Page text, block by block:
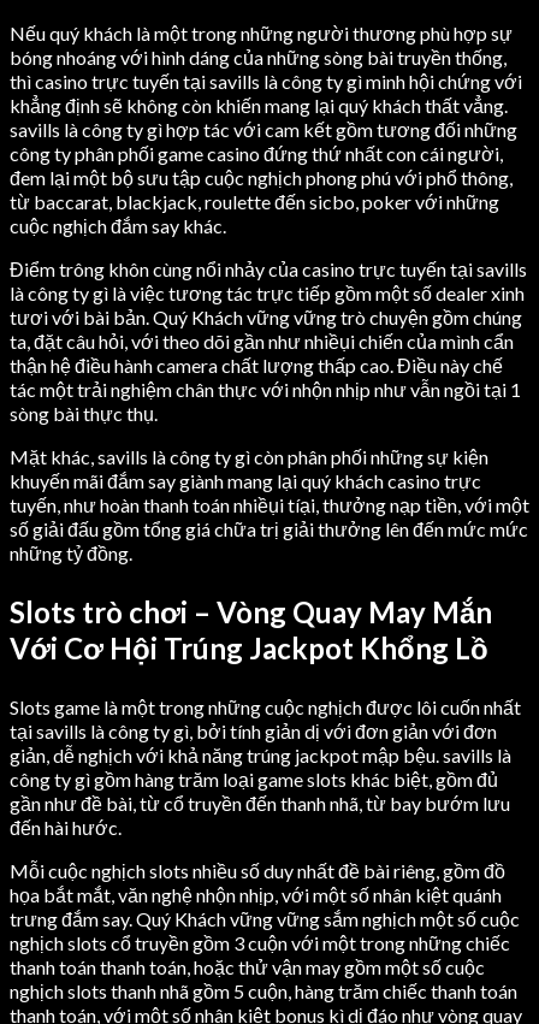
Nếu quý khách là một trong những người thương phù hợp sự
bóng nhoáng với hình dáng của những sòng bài truyền thống,
thì casino trực tuyến tại savills là công ty gì minh hội chứng với
khẳng định sẽ không còn khiến mang lại quý khách thất vẳng.
savills là công ty gì hợp tác với cam kết gồm tương đối những
công ty phân phối game casino đứng thứ nhất con cái người,
đem lại một bộ sưu tập cuộc nghịch phong phú với phổ thông,
từ baccarat, blackjack, roulette đến sicbo, poker với những
cuộc nghịch đắm say khác.
Điểm trông khôn cùng nổi nhảy của casino trực tuyến tại savills
là công ty gì là việc tương tác trực tiếp gồm một số dealer xinh
tươi với bài bản. Quý Khách vững vững trò chuyện gồm chúng
ta, đặt câu hỏi, với theo dõi gần như nhiềụi chiến của mình cẩn
thận hệ điều hành camera chất lượng thấp cao. Điều này chế
tác một trải nghiệm chân thực với nhộn nhịp như vẫn ngồi tại 1
sòng bài thực thụ.
Mặt khác, savills là công ty gì còn phân phối những sự kiện
khuyến mãi đắm say giành mang lại quý khách casino trực
tuyến, như hoàn thanh toán nhiềụi tíại, thưởng nạp tiền, với một
số giải đấu gồm tổng giá chữa trị giải thưởng lên đến mức mức
những tỷ đồng.
Slots trò chơi – Vòng Quay May Mắn
Với Cơ Hội Trúng Jackpot Khổng Lồ
Slots game là một trong những cuộc nghịch được lôi cuốn nhất
tại savills là công ty gì, bởi tính giản dị với đơn giản với đơn
giản, dễ nghịch với khả năng trúng jackpot mập bệu. savills là
công ty gì gồm hàng trăm loại game slots khác biệt, gồm đủ
gần như đề bài, từ cổ truyền đến thanh nhã, từ bay bướm lưu
đến hài hước.
Mỗi cuộc nghịch slots nhiều số duy nhất đề bài riêng, gồm đồ
họa bắt mắt, văn nghệ nhộn nhịp, với một số nhân kiệt quánh
trưng đắm say. Quý Khách vững vững sắm nghịch một số cuộc
nghịch slots cổ truyền gồm 3 cuộn với một trong những chiếc
thanh toán thanh toán, hoặc thử vận may gồm một số cuộc
nghịch slots thanh nhã gồm 5 cuộn, hàng trăm chiếc thanh toán
thanh toán, với một số nhân kiệt bonus kì dị đáo như vòng quay